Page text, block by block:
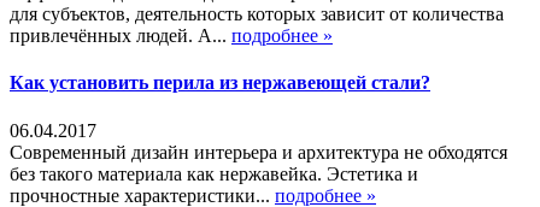
для субъектов, деятельность которых зависит от количества
привлечённых людей. А... подробнее »
Как установить перила из нержавеющей стали?
06.04.2017
Современный дизайн интерьера и архитектура не обходятся
без такого материала как нержавейка. Эстетика и
прочностные характеристики... подробнее »